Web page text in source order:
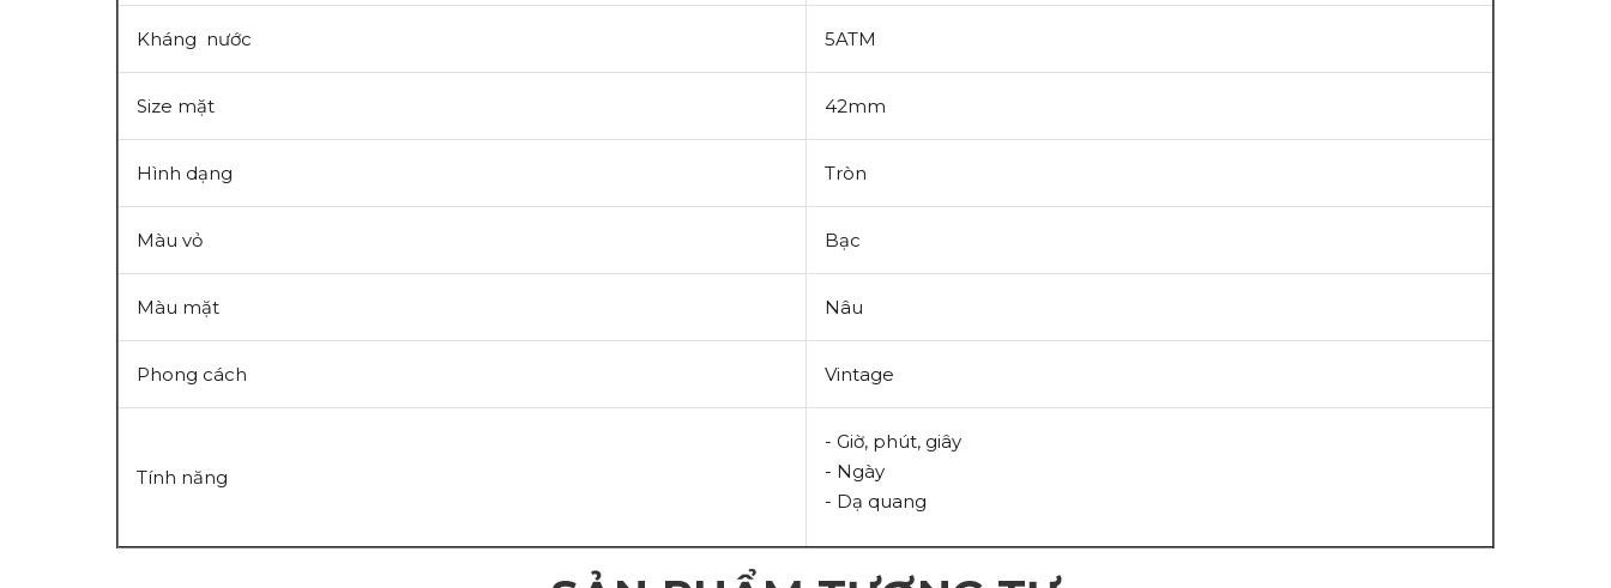
Kháng nước 5ATM
Size mặt 42mm
Hình dạng Tròn
Màu vỏ Bạc
Màu mặt Nâu
Phong cách Vintage
Tính năng
- Giờ, phút, giây
- Ngày
- Dạ quang